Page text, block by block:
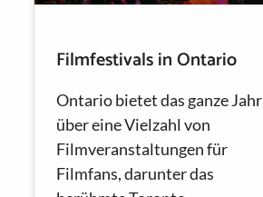
Filmfestivals in Ontario
Ontario bietet das ganze Jahr
über eine Vielzahl von
Filmveranstaltungen für
Filmfans, darunter das